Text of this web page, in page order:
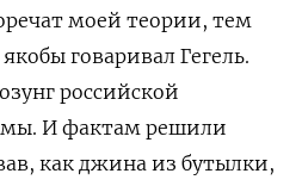
моей теории, тем
говаривал Гегель.
российской
И фактам решили
как джина из бутылки,